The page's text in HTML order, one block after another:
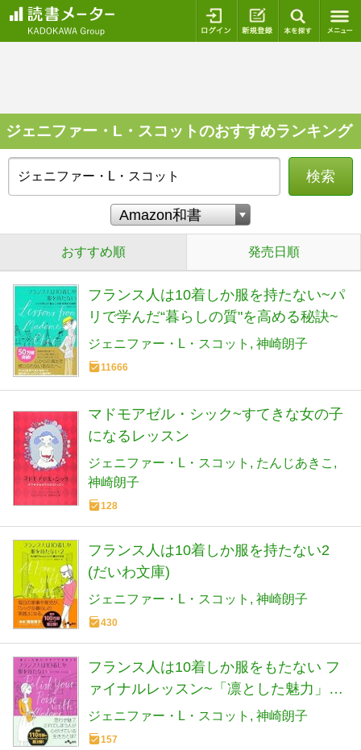
ログイン 新規登録
ジェニファー・L・スコットのおすすめランキング
検索
おすすめ順 発売日順
フランス人は10着しか服を持たない~パ
リで学んだ“暮らしの質"を高める秘訣~
ジェニファー・L・スコット 神崎朗子
11666
マドモアゼル・シック~すてきな女の子
になるレッスン
ジェニファー・L・スコット
たんじあきこ
神崎朗子
128
フランス人は10着しか服を持たない2
(だいわ文庫)
ジェニファー・L・スコット 神崎朗子
430
フランス人は10着しか服をもたない フ
ァイナルレッスン~「凛とした魅力」が
すべてを変える (だいわ文庫)
ジェニファー・L・スコット 神崎朗子
157